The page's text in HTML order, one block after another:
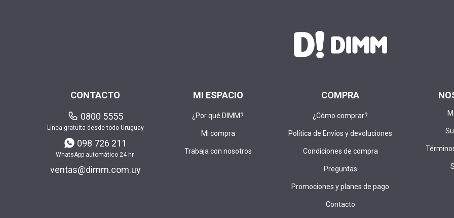
MI ESPACIO
¿Por qué DIMM?
Mi compra
Trabaja con nosotros
COMPRA
¿Cómo comprar?
Política de Envíos y devoluciones
Condiciones de compra
Preguntas
Promociones y planes de pago
Contacto
CONTACTO
0800 5555
Línea gratuita desde todo Uruguay
098 726 211
WhatsApp automático 24 hr.
ventas@dimm.com.uy